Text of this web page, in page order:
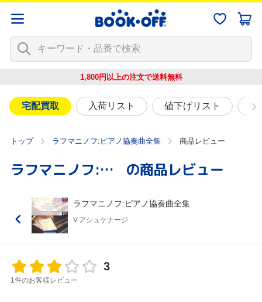
1,800円以上の注文で送料無料
宅配買取 入荷リスト 値下げリスト
トップ ラフマニノフ:ピアノ協奏曲全集 商品レビュー
ラフマニノフ:ピアノ協奏曲全集 の商品レビュー
ラフマニノフ:ピアノ協奏曲全集
V.アシュケナージ
3
1件のお客様レビュー